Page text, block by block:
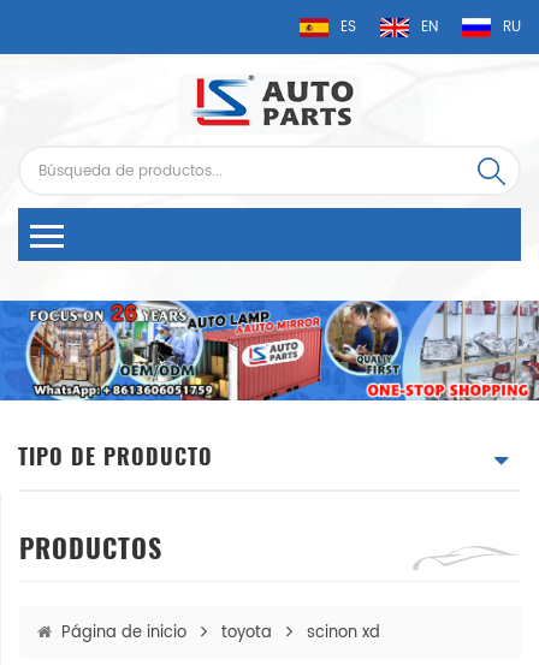
ES EN RU
TIPO DE PRODUCTO
PRODUCTOS
Página de inicio toyota scinon xd